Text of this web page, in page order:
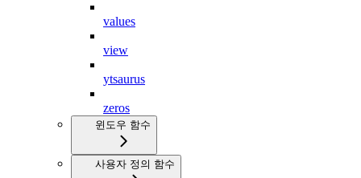
values
view
ytsaurus
zeros
윈도우 함수
사용자 정의 함수